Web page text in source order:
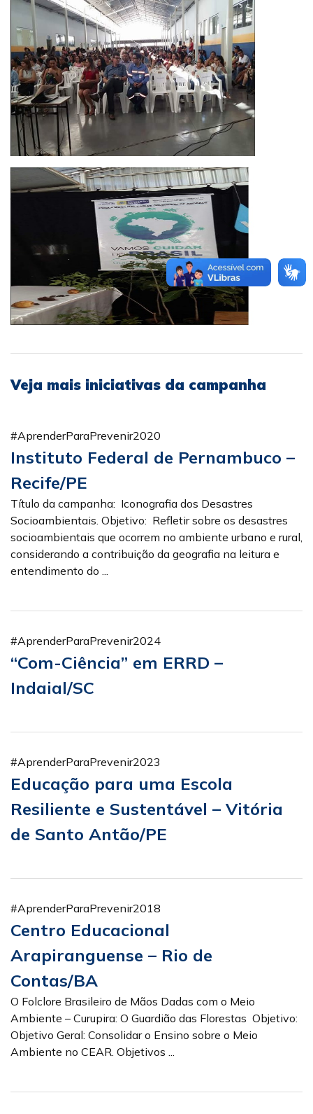
Veja mais iniciativas da campanha
#AprenderParaPrevenir2020
Instituto Federal de Pernambuco –
Recife/PE
Título da campanha: Iconografia dos Desastres
Socioambientais. Objetivo: Refletir sobre os desastres
socioambientais que ocorrem no ambiente urbano e rural,
considerando a contribuição da geografia na leitura e
entendimento do ...
#AprenderParaPrevenir2024
“Com-Ciência” em ERRD –
Indaial/SC
#AprenderParaPrevenir2023
Educação para uma Escola
Resiliente e Sustentável – Vitória
de Santo Antão/PE
#AprenderParaPrevenir2018
Centro Educacional
Arapiranguense – Rio de
Contas/BA
O Folclore Brasileiro de Mãos Dadas com o Meio
Ambiente – Curupira: O Guardião das Florestas Objetivo:
Objetivo Geral: Consolidar o Ensino sobre o Meio
Ambiente no CEAR. Objetivos ...